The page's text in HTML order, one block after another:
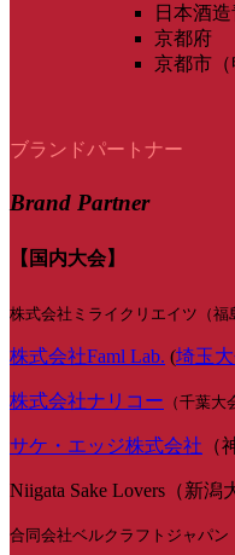
日本酒
京都府
京都市（
ブランドパートナー
Brand Partner
【国内大会】
株式会社ミライクリエイツ（福
株式会社Faml Lab. (埼玉
株式会社ナリコー （千葉大
サケ・エッジ株式会社 （
Niigata Sake Lovers（新潟
合同会社ベルクラフトジャパン